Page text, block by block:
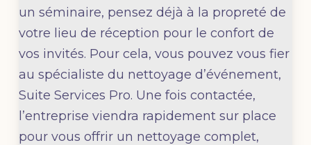
un séminaire, pensez déjà à la propreté de
votre lieu de réception pour le confort de
vos invités. Pour cela, vous pouvez vous fier
au spécialiste du nettoyage d’événement,
Suite Services Pro. Une fois contactée,
l’entreprise viendra rapidement sur place
pour vous offrir un nettoyage complet,